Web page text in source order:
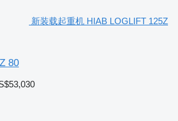
新装载起重机 HIAB LOGLIFT 125Z
80